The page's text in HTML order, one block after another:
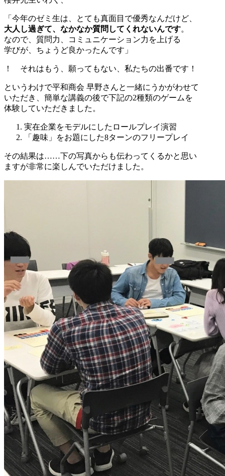
「今年のゼミ生は、とても真面目で優秀なんだけど、
大人し過ぎて、なかなか質問してくれないんです。
なので、質問力、コミュニケーション力を上げる
学びが、ちょうど良かったんです」
！ それはもう、願ってもない、私たちの出番です！
というわけで平和商会 早野さんと一緒にうかがわせて
いただき、簡単な講義の後で下記の2種類のゲームを
体験していただきました。
実在企業をモデルにしたロールプレイ演習
「趣味」をお題にした8ターンのフリープレイ
その結果は……下の写真からも伝わってくるかと思い
ますが非常に楽しんでいただけました。